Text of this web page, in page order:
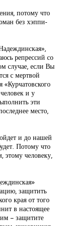
потому что
без хэппи-
репрессий со
случае, если Вы
с мертвой
«Курчатовского
и у
эти
место,
и до нашей
Потому что
этому человеку,
защитить
края от того
в настоящее
– защитите